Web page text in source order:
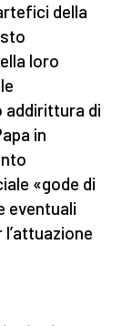
della
loro
addirittura di
in
«gode di
eventuali